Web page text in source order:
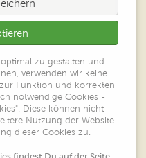
Heilen
52
Lahn
zu gestalten und
verwenden wir keine
Funktion und korrekten
notwendige Cookies -
Diese können nicht
Nutzung der Website
dieser Cookies zu.